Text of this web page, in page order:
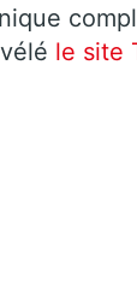
le site